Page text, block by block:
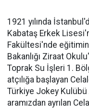
1921 yılında
Kabataş Erkek
Fakültesi'nde eğitimini
Bakanlığı Ziraat
Toprak Su İşleri 1.
atçılığa başlayan
Türkiye Jokey Kulübü
aramızdan ayrılan